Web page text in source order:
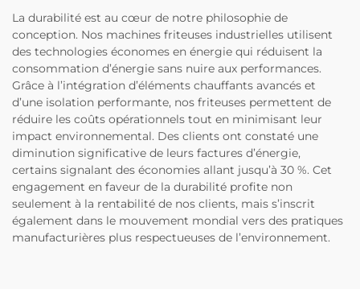
La durabilité est au cœur de notre philosophie de
conception. Nos machines friteuses industrielles utilisent
des technologies économes en énergie qui réduisent la
consommation d’énergie sans nuire aux performances.
Grâce à l’intégration d’éléments chauffants avancés et
d’une isolation performante, nos friteuses permettent de
réduire les coûts opérationnels tout en minimisant leur
impact environnemental. Des clients ont constaté une
diminution significative de leurs factures d’énergie,
certains signalant des économies allant jusqu’à 30 %. Cet
engagement en faveur de la durabilité profite non
seulement à la rentabilité de nos clients, mais s’inscrit
également dans le mouvement mondial vers des pratiques
manufacturières plus respectueuses de l’environnement.